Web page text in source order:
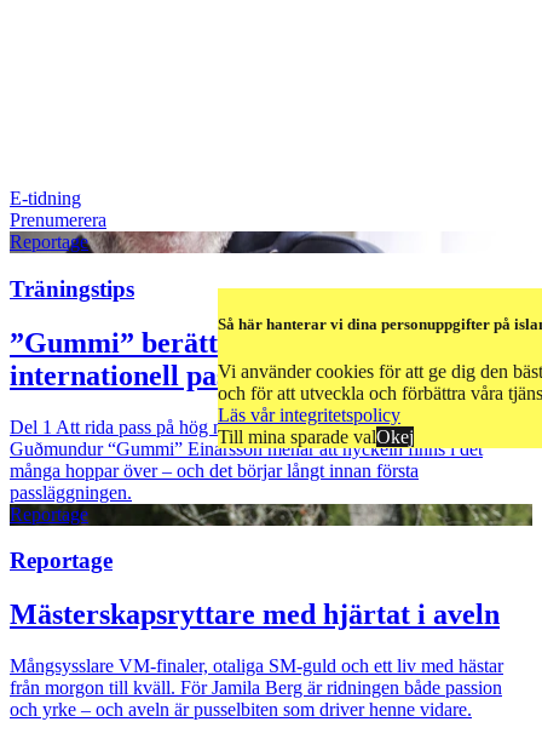
E-tidning
Prenumerera
Reportage
Träningstips
”Gummi” berättar: Första stegen mot en
internationell passhäst
Del 1 Att rida pass på hög nivå handlar om betydligt mer än fart.
Guðmundur “Gummi” Einarsson menar att nyckeln finns i det
många hoppar över – och det börjar långt innan första
passläggningen.
Reportage
Reportage
Mästerskapsryttare med hjärtat i aveln
Mångsysslare VM-finaler, otaliga SM-guld och ett liv med hästar
från morgon till kväll. För Jamila Berg är ridningen både passion
och yrke – och aveln är pusselbiten som driver henne vidare.
Så här hanterar vi dina personuppgifter på
Vi använder cookies för att ge dig den
och för att utveckla och förbättra våra
Läs vår integritetspolicy
Till mina sparade valOkej